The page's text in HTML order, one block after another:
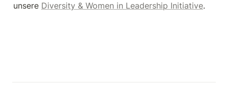
unsere Diversity & Women in Leadership Initiative.